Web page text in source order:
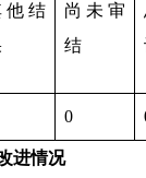
他结
尚未审
结
0
进情况